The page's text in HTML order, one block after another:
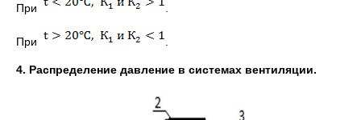
При
При
4. Распределение давление в системах вентиляции.